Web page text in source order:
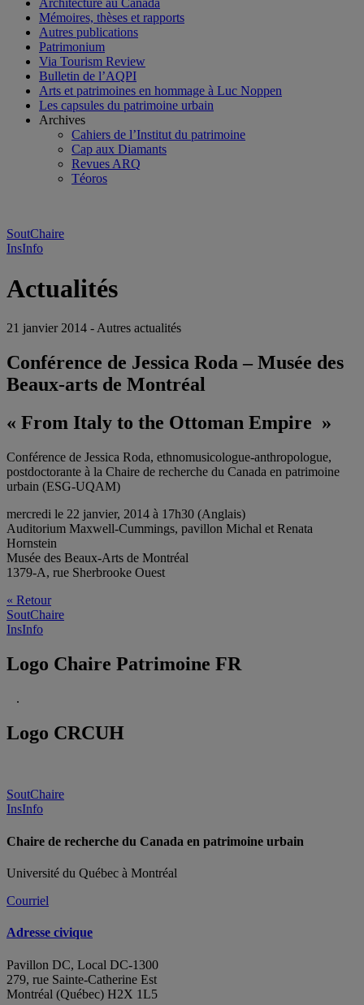
Architecture au Canada
Mémoires, thèses et rapports
Autres publications
Patrimonium
Via Tourism Review
Bulletin de l’AQPI
Arts et patrimoines en hommage à Luc Noppen
Les capsules du patrimoine urbain
Archives
Cahiers de l’Institut du patrimoine
Cap aux Diamants
Revues ARQ
Téoros
SoutChaire
InsInfo
Actualités
21 janvier 2014 - Autres actualités
Conférence de Jessica Roda – Musée des
Beaux-arts de Montréal
« From Italy to the Ottoman Empire »
Conférence de Jessica Roda, ethnomusicologue-anthropologue,
postdoctorante à la Chaire de recherche du Canada en patrimoine
urbain (ESG-UQAM)
mercredi le 22 janvier, 2014 à 17h30 (Anglais)
Auditorium Maxwell-Cummings, pavillon Michal et Renata
Hornstein
Musée des Beaux-Arts de Montréal
1379-A, rue Sherbrooke Ouest
« Retour
SoutChaire
InsInfo
Logo Chaire Patrimoine FR
.
Logo CRCUH
SoutChaire
InsInfo
Chaire de recherche du Canada en patrimoine urbain
Université du Québec à Montréal
Courriel
Adresse civique
Pavillon DC, Local DC-1300
279, rue Sainte-Catherine Est
Montréal (Québec) H2X 1L5